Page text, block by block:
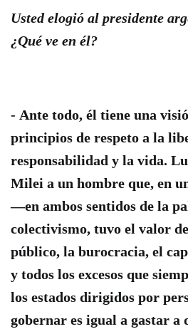
Usted elogió al presidente
¿Qué ve en él?
- Ante todo, él tiene una
principios de respeto a la
responsabilidad y la vida.
Milei a un hombre que, en
—en ambos sentidos de la
colectivismo, tuvo el valor
público, la burocracia, el
y todos los excesos que
los estados dirigidos por
gobernar es igual a gastar a